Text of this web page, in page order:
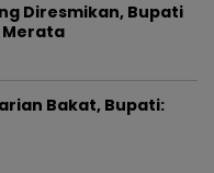
Diresmikan, Bupati
Merata
Bakat, Bupati: